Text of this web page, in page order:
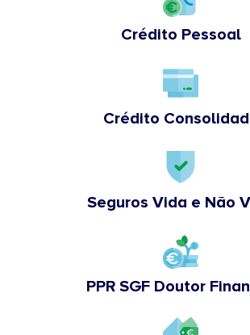
Crédito Pessoal
Crédito
Seguros Vida e Não
PPR SGF Doutor